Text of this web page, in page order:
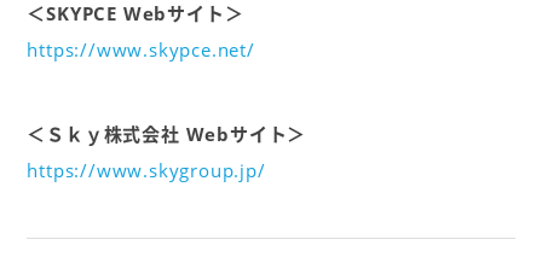
＜SKYPCE Webサイト＞
https://www.skypce.net/
＜Ｓｋｙ株式会社 Webサイト＞
https://www.skygroup.jp/